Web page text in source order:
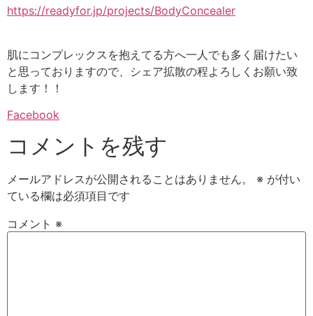
https://readyfor.jp/projects/BodyConcealer
肌にコンプレックスを抱えてる方へ一人でも多く届けたい
と思っておりますので、シェア拡散の程よろしくお願い致
します！！
Facebook
コメントを残す
メールアドレスが公開されることはありません。 ※ が付い
ている欄は必須項目です
コメント ※